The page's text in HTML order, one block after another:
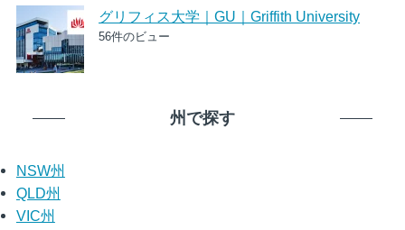
グリフィス大学｜GU｜Griffith University
56件のビュー
州で探す
NSW州
QLD州
VIC州